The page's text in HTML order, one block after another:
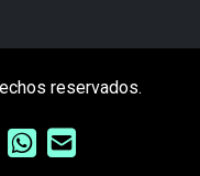
reservados.